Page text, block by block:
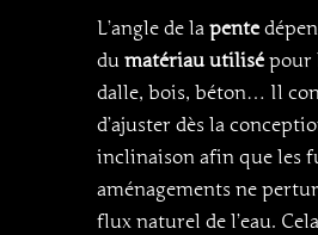
L’angle de la pente
du matériau utilisé pour
dalle, bois, béton… Il
d’ajuster dès la
inclinaison afin que les
aménagements ne
flux naturel de l’eau.